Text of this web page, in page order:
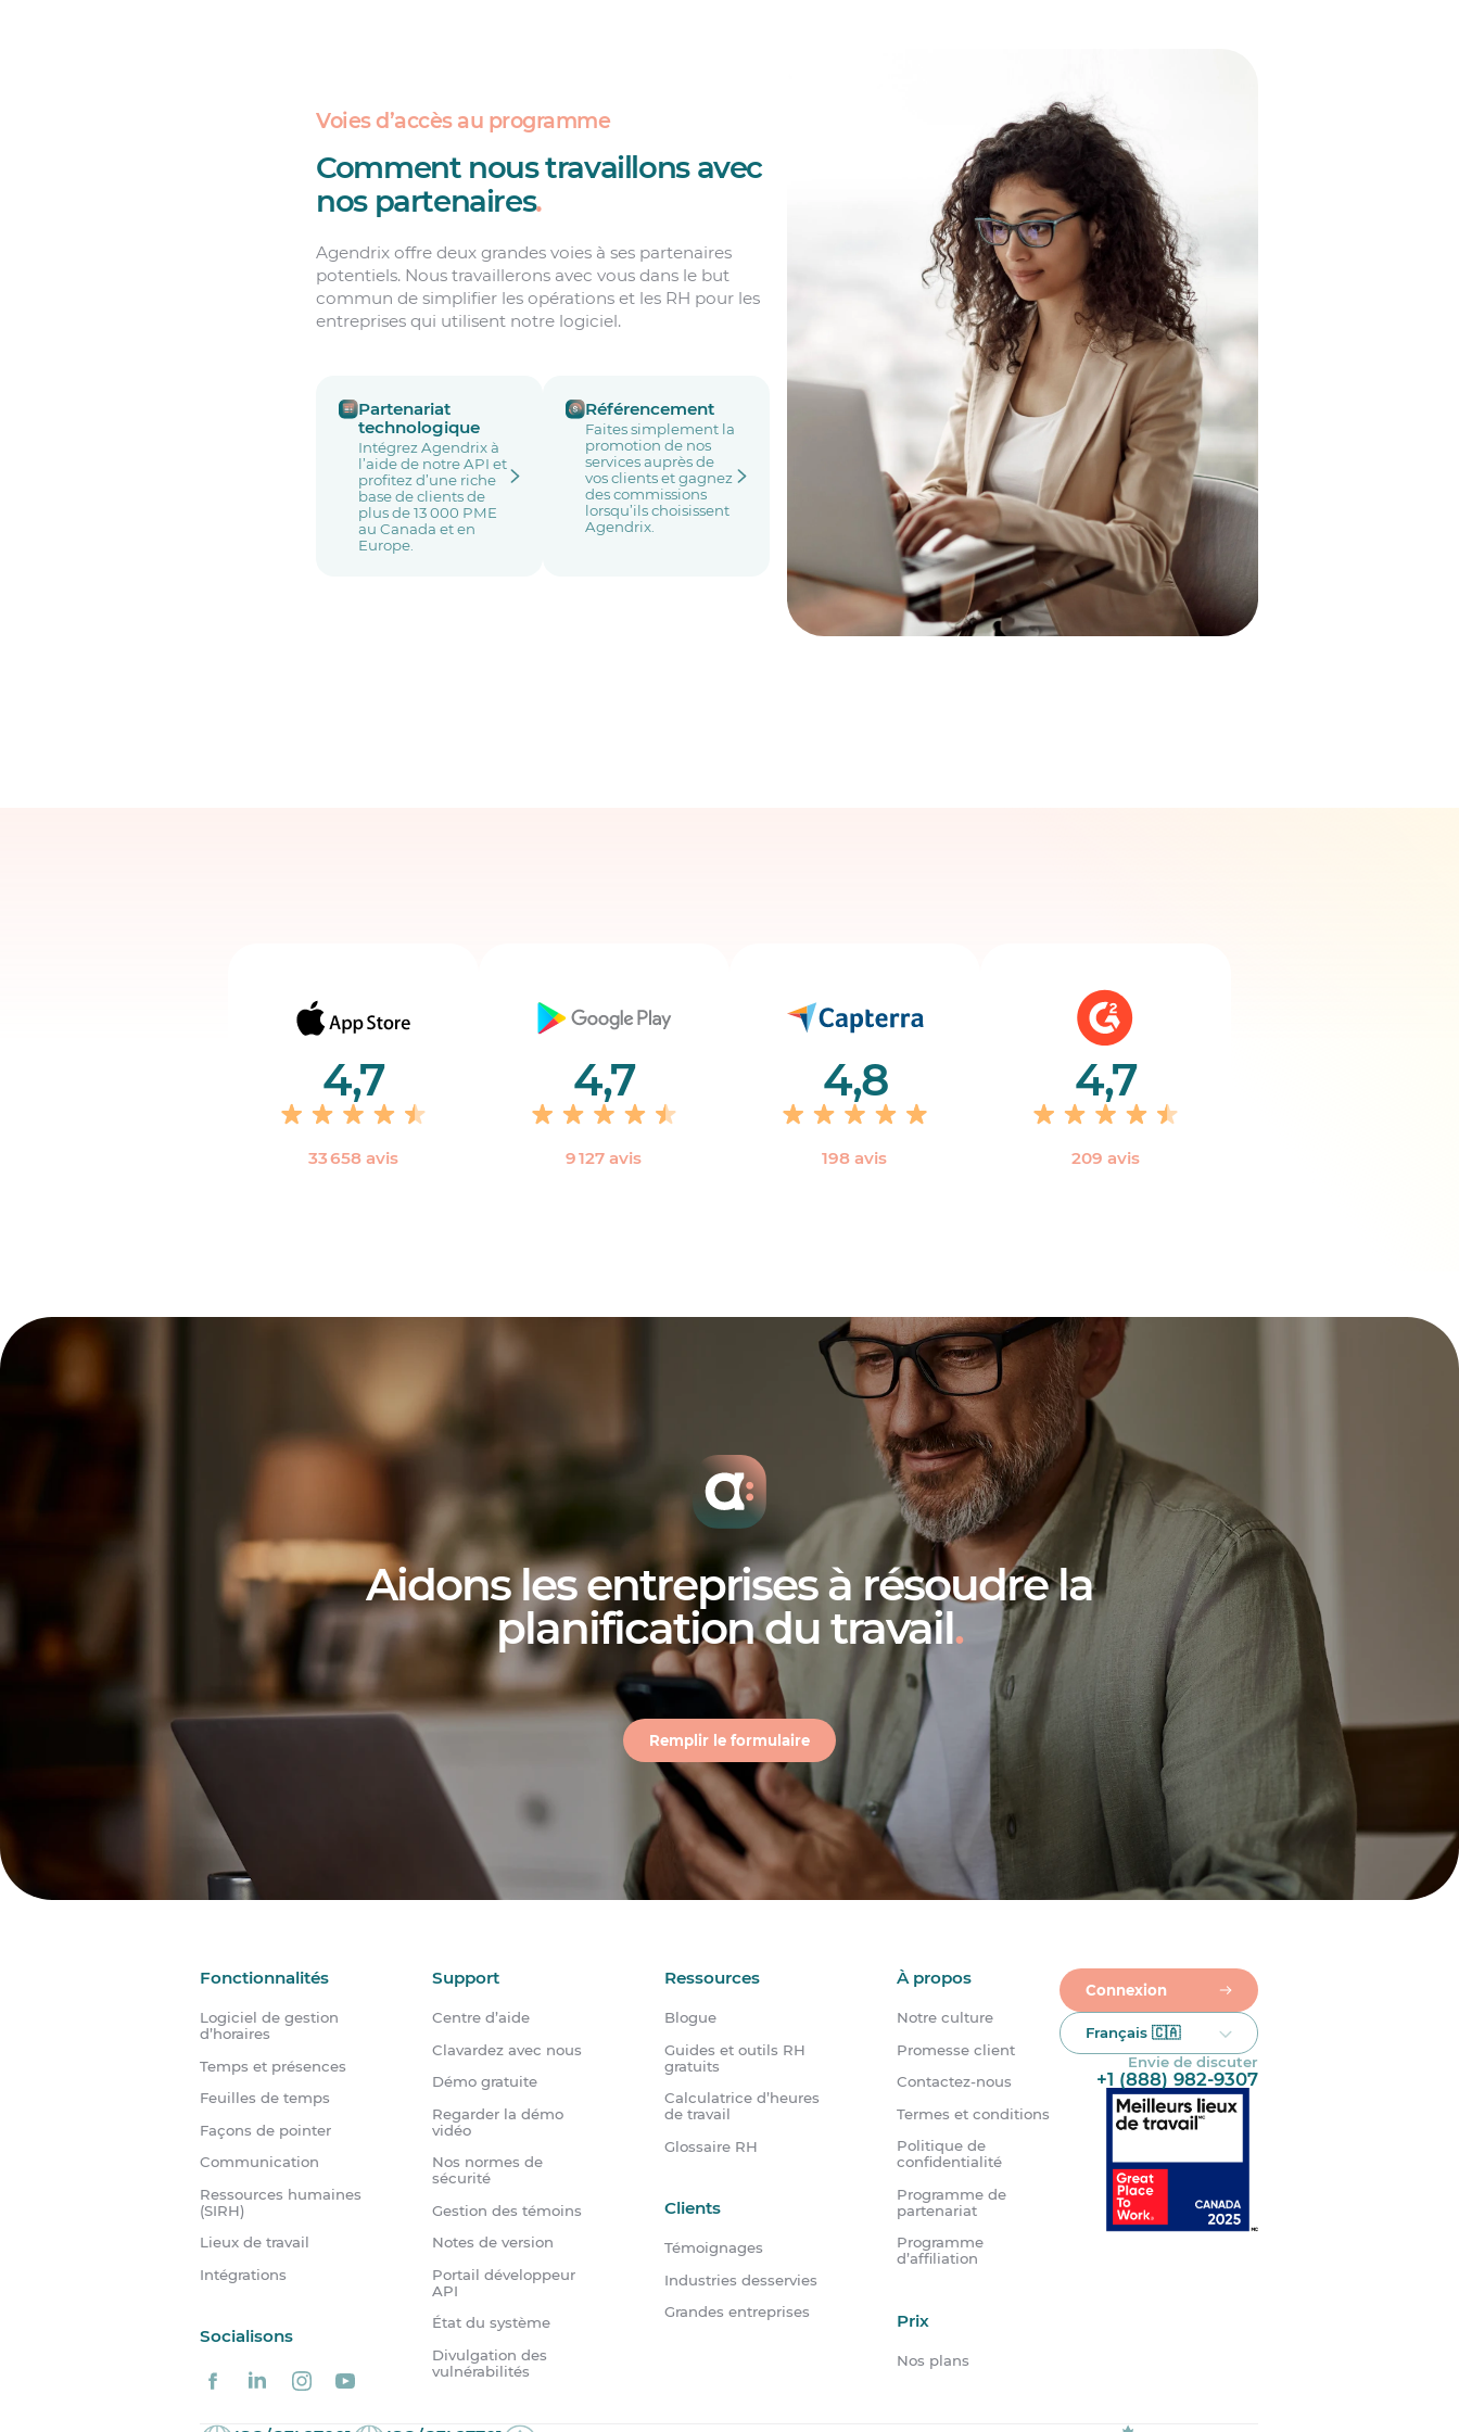
Voies d’accès au programme
Comment nous travaillons avec
nos partenaires.
Agendrix offre deux grandes voies à ses partenaires
potentiels. Nous travaillerons avec vous dans le but
commun de simplifier les opérations et les RH pour les
entreprises qui utilisent notre logiciel.
Partenariat
technologique
Intégrez Agendrix à
l’aide de notre API et
profitez d’une riche
base de clients de
plus de 13 000 PME
au Canada et en
Europe.
Référencement
Faites simplement la
promotion de nos
services auprès de
vos clients et gagnez
des commissions
lorsqu’ils choisissent
Agendrix.
4,7
33 658 avis
4,7
9 127 avis
4,8
198 avis
4,7
‎209 avis
Aidons les entreprises à résoudre la
planification du travail.
Remplir le formulaire
Fonctionnalités
Logiciel de gestion
d’horaires
Temps et présences
Feuilles de temps
Façons de pointer
Communication
Ressources humaines
(SIRH)
Lieux de travail
Intégrations
Support
Centre d’aide
Clavardez avec nous
Démo gratuite
Regarder la démo
vidéo
Nos normes de
sécurité
Gestion des témoins
Notes de version
Portail développeur
API
État du système
Divulgation des
vulnérabilités
Ressources
Blogue
Guides et outils RH
gratuits
Calculatrice d’heures
de travail
Glossaire RH
À propos
Notre culture
Promesse client
Contactez-nous
Termes et conditions
Politique de
confidentialité
Programme de
partenariat
Programme
d’affiliation
Clients
Témoignages
Industries desservies
Grandes entreprises
Prix
Nos plans
Socialisons
Connexion
Français 🇨🇦
Envie de discuter
+1 (888) 982-9307